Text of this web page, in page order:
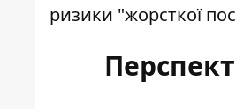
ризики "жорсткої